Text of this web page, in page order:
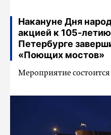
Накануне Дня
акцией к 105-
Петербурге
«Поющих мостов»
Мероприятие состоится